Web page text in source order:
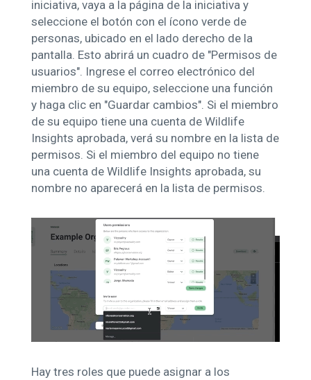
iniciativa, vaya a la página de la iniciativa y
seleccione el botón con el ícono verde de
personas, ubicado en el lado derecho de la
pantalla. Esto abrirá un cuadro de "Permisos de
usuarios". Ingrese el correo electrónico del
miembro de su equipo, seleccione una función
y haga clic en "Guardar cambios". Si el miembro
de su equipo tiene una cuenta de Wildlife
Insights aprobada, verá su nombre en la lista de
permisos. Si el miembro del equipo no tiene
una cuenta de Wildlife Insights aprobada, su
nombre no aparecerá en la lista de permisos.
Hay tres roles que puede asignar a los